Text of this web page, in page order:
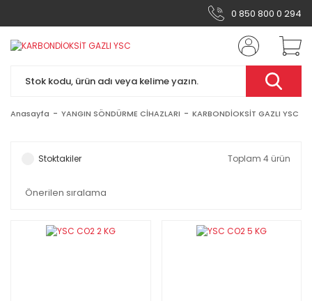
0 850 800 0 294
Anasayfa YANGIN SÖNDÜRME CİHAZLARI KARBONDİOKSİT GAZLI YSC
Stoktakiler Toplam 4 ürün